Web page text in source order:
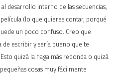
desarrollo interno de las secuencias,
(lo que quieres contar, porqué
un poco confuso. Creo que
escribir y sería bueno que te
quizá la haga más redonda o quizá
cosas muy fácilmente